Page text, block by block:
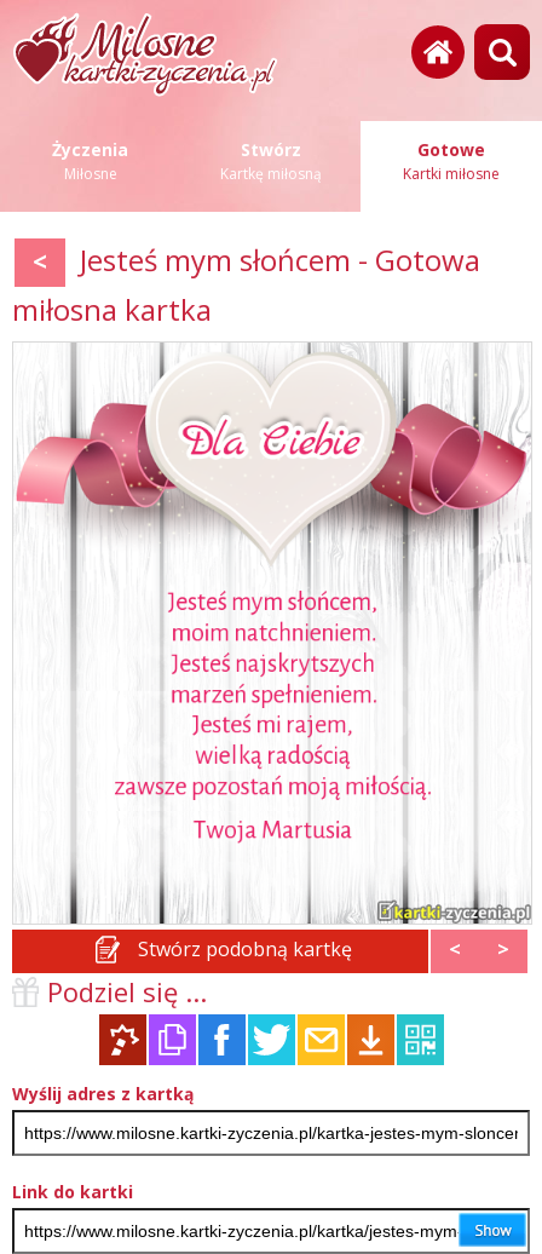
Życzenia
Miłosne
Stwórz
Kartkę miłosną
Gotowe
Kartki miłosne
<
Jesteś mym słońcem - Gotowa
miłosna kartka
Stwórz podobną kartkę < >
Podziel się ...
Wyślij adres z kartką
Link do kartki